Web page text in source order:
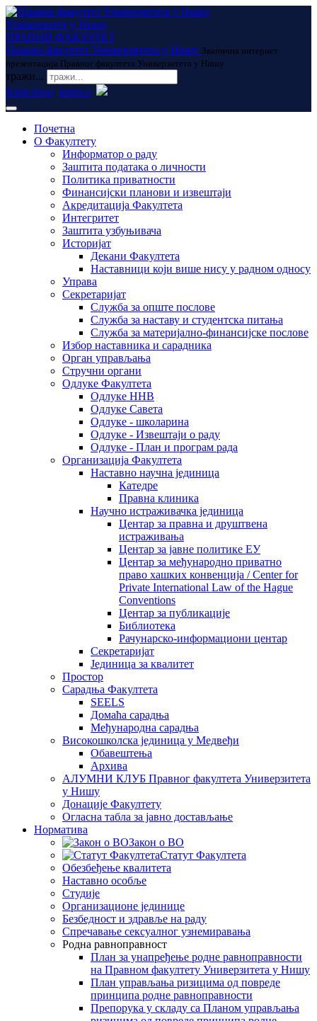
Универзитет у Нишу
ПРАВНИ ФАКУЛТЕТ
Правни факултет Универзитета у Нишу Званична интернет
презентација Правног факултета Универзитета у Нишу
тражи...
ћирилица latinica
Почетна
О Факултету
Информатор о раду
Заштита података о личности
Политика приватности
Финансијски планови и извештаји
Акредитација Факултета
Интегритет
Заштита узбуњивача
Историјат
Декани Факултета
Наставници који више нису у радном односу
Управа
Секретаријат
Служба за опште послове
Служба за наставу и студентска питања
Служба за материјално-финансијске послове
Избор наставника и сарадника
Oрган управљања
Стручни органи
Одлуке Факултета
Одлуке ННВ
Одлуке Савета
Одлуке - школарина
Одлуке - Извештаји о раду
Одлуке - План и програм рада
Организација Факултета
Наставно научна јединица
Катедре
Правна клиника
Научно истраживачка јединица
Центар за правна и друштвена
истраживања
Центар за јавне политике ЕУ
Центар за међународно приватно
право хашких конвенција / Center for
Private International Law of the Hague
Conventions
Центар за публикације
Библиотека
Рачунарско-информациони центар
Секретаријат
Јединица за квалитет
Простор
Сарадња Факултета
SEELS
Домаћа сарадња
Међународна сарадња
Високошколска јединица у Медвеђи
Обавештења
Архива
АЛУМНИ КЛУБ Правног факултета Универзитета
у Нишу
Донације Факултету
Огласна табла за јавно достављање
Норматива
Закон о ВО
Статут Факултета
Обезбеђење квалитета
Наставно особље
Студије
Организационе јединице
Безбедност и здравље на раду
Спречавање сексуалног узнемиравања
Родна равноправност
План за унапређење родне равноправности
на Правном факултету Универзитета у Нишу
План управљања ризицима од повреде
принципа родне равноправности
Препорука у складу са Планом управљања